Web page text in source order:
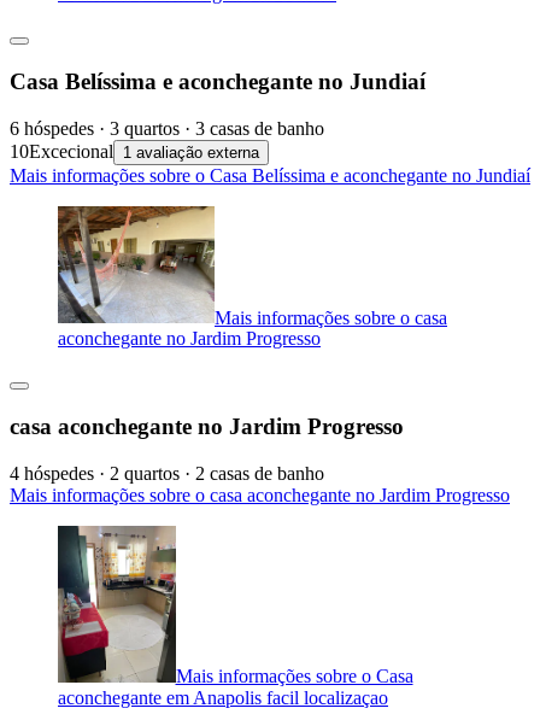
Casa Belíssima e aconchegante no Jundiaí
6 hóspedes · 3 quartos · 3 casas de banho
10Excecional 1 avaliação externa
Mais informações sobre o Casa Belíssima e aconchegante no Jundiaí
Mais informações sobre o casa
aconchegante no Jardim Progresso
casa aconchegante no Jardim Progresso
4 hóspedes · 2 quartos · 2 casas de banho
Mais informações sobre o casa aconchegante no Jardim Progresso
Mais informações sobre o Casa
aconchegante em Anapolis facil localizaçao